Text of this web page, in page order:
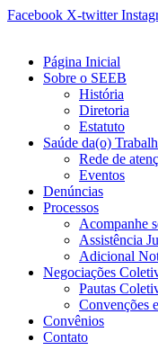
Ir
conteúdo
Facebook X-twitter
Página Inicial
Sobre o SEEB
História
Diretoria
Estatuto
Saúde da(o)
Rede de
Eventos
Denúncias
Processos
Acompanhe
Assistência
Adicional
Negociações
Pautas
Convenções
Convênios
Contato